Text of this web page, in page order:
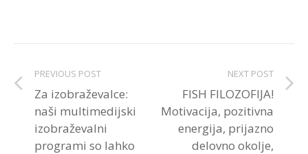
PREVIOUS POST
Za izobraževalce:
naši multimedijski
izobraževalni
programi so lahko
NEXT POST
FISH FILOZOFIJA!
Motivacija, pozitivna
energija, prijazno
delovno okolje,